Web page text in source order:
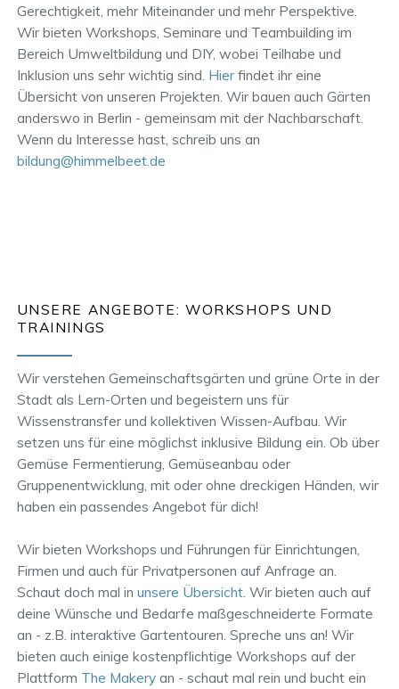
Gerechtigkeit, mehr Miteinander und mehr Perspektive.
Wir bieten Workshops, Seminare und Teambuilding im
Bereich Umweltbildung und DIY, wobei Teilhabe und
Inklusion uns sehr wichtig sind. Hierfindet ihr eine
Übersicht von unseren Projekten. Wir bauen auch Gärten
anderswo in Berlin - gemeinsam mit der Nachbarschaft.
Wenn du Interesse hast, schreib uns an
bildung@himmelbeet.de
UNSERE ANGEBOTE: WORKSHOPS UND
TRAININGS
Wir verstehen Gemeinschaftsgärten und grüne Orte in der
Stadt als Lern-Orten und begeistern uns für
Wissenstransfer und kollektiven Wissen-Aufbau. Wir
setzen uns für eine möglichst inklusive Bildung ein. Ob über
Gemüse Fermentierung, Gemüseanbau oder
Gruppenentwicklung, mit oder ohne dreckigen Händen, wir
haben ein passendes Angebot für dich!
Wir bieten Workshops und Führungen für Einrichtungen,
Firmen und auch für Privatpersonen auf Anfrage an.
Schaut doch mal in unsere Übersicht. Wir bieten auch auf
deine Wünsche und Bedarfe maßgeschneiderte Formate
an - z.B. interaktive Gartentouren. Spreche uns an! Wir
bieten auch einige kostenpflichtige Workshops auf der
Plattform The Makeryan - schaut mal rein und bucht ein